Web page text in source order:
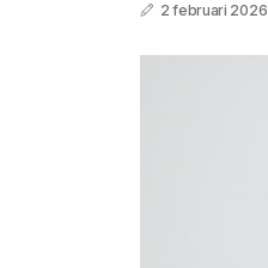
2 februari 2026